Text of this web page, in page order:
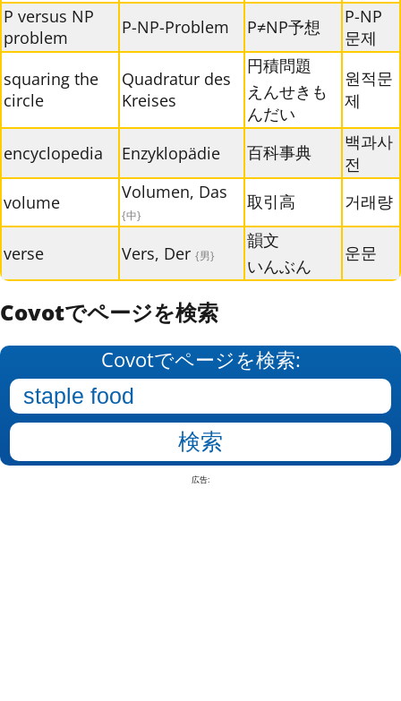
P versus NP
problem
P-NP-Problem P≠NP予想
P-NP
문제
squaring the
circle
Quadratur des
Kreises
円積問題
えんせきも
んだい
원적문
제
encyclopedia Enzyklopädie 百科事典
백과사
전
volume
Volumen, Das
{中}
取引高 거래량
verse Vers, Der {男}
韻文
いんぶん
운문
Covotでページを検索
Covotでページを検索:
広告: